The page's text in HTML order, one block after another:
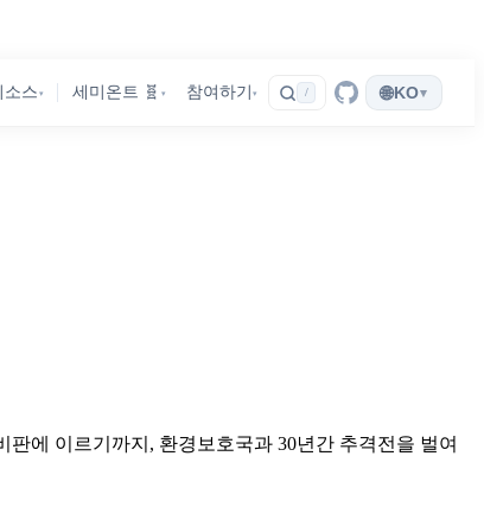
소스 ▾ 세미온트 🧬 ▾ 참여하기 ▾ / 🌐KO▾
에 이르기까지, 환경보호국과 30년간 추격전을 벌여